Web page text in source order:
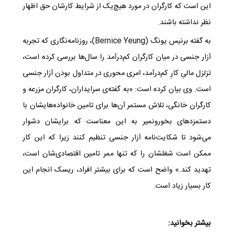
این است که کارگران در مورد هیچ‌یک از شرایط کارشان حق اظهار
نظر نداشته باشند.
به گفته‌ برنیس یونگ (Bernice Yeung)، روزنامه‌نگاری که تجربه
آزار جنسی در میان کارگران کم‌درآمد را سال‌ها بررسی کرده است،
تزلزل مالیِ کارِ کم‌درآمد، امری محوری در متداول بودن آزار جنسی
است.​ وی بیان کرده است: «به گفته‌ی سرایداران، کارگران مزرعه و
کارگران خانگی، تلاش مستمر آن‌ها برای تامین خانواده‌‌هایشان با
دستمزدهای بخورونمیر به این معناست که برایشان دشوار
می‌شود تا شکایت‌نامه‌ آزار جنسی تنظیم کنند زیرا که این کار
ممکن است شغلشان را که تنها ممر تامین اقتصادی‌شان است،
تهدید کند.» واضح است که برای بیشتر افراد، ریسک انجام این
کار بسیار زیاد است. ​
بیشتر بخوانید: